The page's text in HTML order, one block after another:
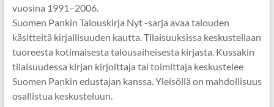
vuosina 1991–2006.
Suomen Pankin Talouskirja Nyt -sarja avaa talouden
käsitteitä kirjallisuuden kautta. Tilaisuuksissa keskustellaan
tuoreesta kotimaisesta talousaiheisesta kirjasta. Kussakin
tilaisuudessa kirjan kirjoittaja tai toimittaja keskustelee
Suomen Pankin edustajan kanssa. Yleisöllä on mahdollisuus
osallistua keskusteluun.